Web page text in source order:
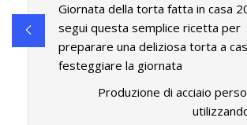
Giornata della torta fatta in casa
segui questa semplice ricetta per
preparare una deliziosa torta a
festeggiare la giornata
Produzione di acciaio